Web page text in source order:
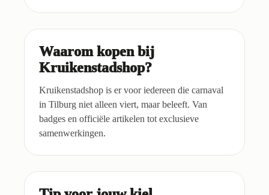
Waarom kopen bij
Kruikenstadshop?
Kruikenstadshop is er voor iedereen die carnaval
in Tilburg niet alleen viert, maar beleeft. Van
badges en officiële artikelen tot exclusieve
samenwerkingen.